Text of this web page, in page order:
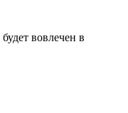
вовлечен в